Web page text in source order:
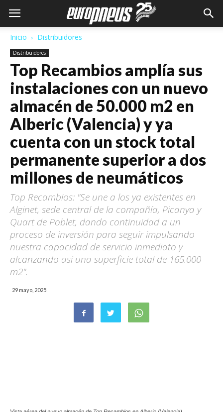
Inicio Distribuidores
Distribuidores
Top Recambios amplía sus
instalaciones con un nuevo
almacén de 50.000 m2 en
Alberic (Valencia) y ya
cuenta con un stock total
permanente superior a dos
millones de neumáticos
Top Recambios: "Se une a los ya existentes en
Alginet, sede central de la compañía, Picanya y
Quart de Poblet, dando continuidad a un
proceso de inversión para seguir impulsando
nuestra capacidad de servicio inmediato y
alcanzando así una superficie total de 165.000
m2".
29 mayo, 2025